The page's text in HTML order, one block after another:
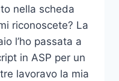
nella scheda
riconoscete? La
l’ho passata a
in ASP per un
lavoravo la mia